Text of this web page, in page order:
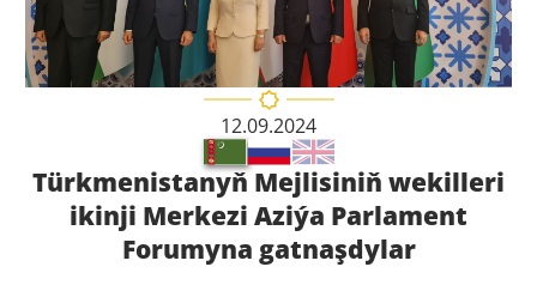
12.09.2024
Türkmenistanyň Mejlisiniň wekilleri
ikinji Merkezi Aziýa Parlament
Forumyna gatnaşdylar